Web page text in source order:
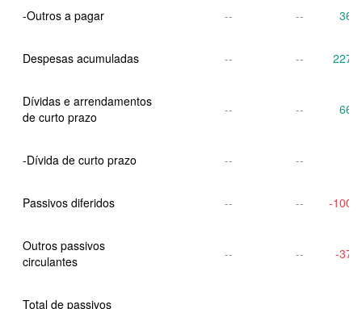
-Outros a pagar -- --
Despesas acumuladas -- --
Dívidas e arrendamentos
de curto prazo
-- --
-Dívida de curto prazo -- --
Passivos diferidos -- -- -
Outros passivos
circulantes
-- -- -
Total de passivos